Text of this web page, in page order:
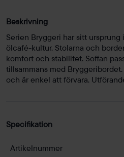
Beskrivning
Serien Bryggeri har sitt
ölcafé-kultur. Stolarna och
komfort och stabilitet. Soffan
tillsammans med
och är enkel att förvara.
Specifikation
Artikelnummer